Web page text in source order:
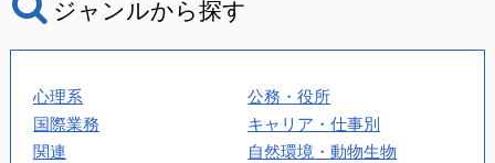
ジャンルから探す
心理系
公務・役所
国際業務
キャリア・仕事別
関連
自然環境・動物生物